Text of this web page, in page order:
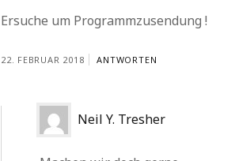
Ersuche um Programmzusendung !
22. FEBRUAR 2018 ANTWORTEN
Neil Y. Tresher